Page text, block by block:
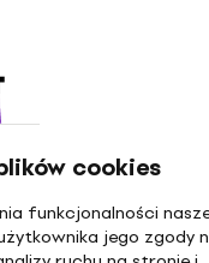
cookies
funkcjonalności
jego zgody